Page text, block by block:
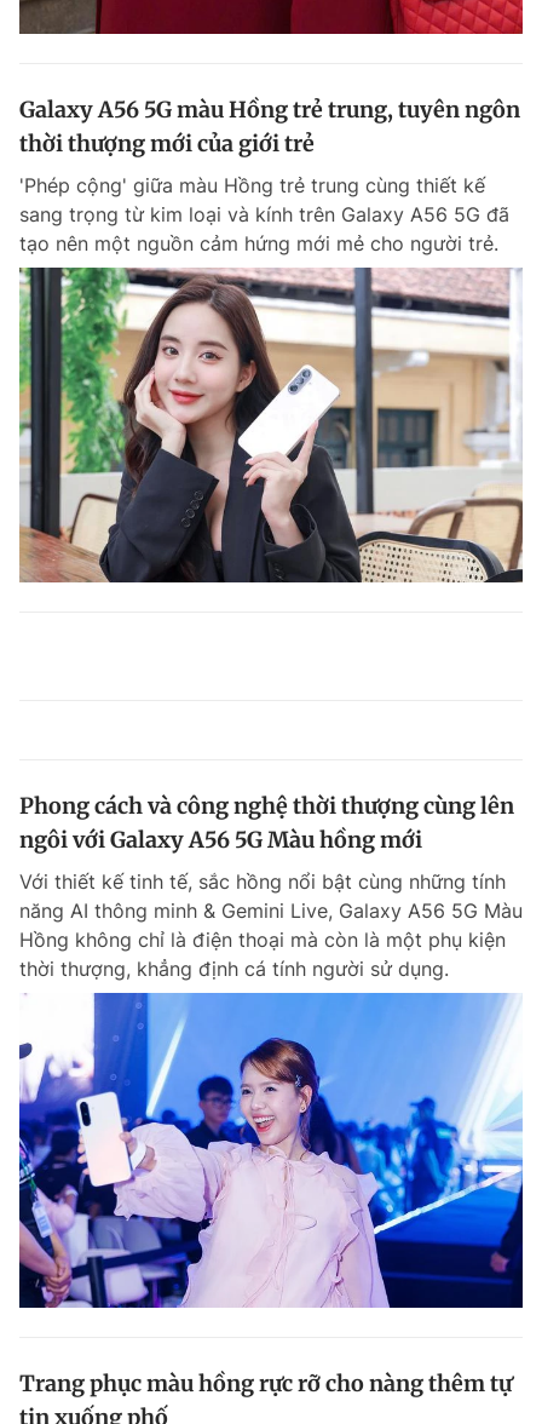
Galaxy A56 5G màu Hồng trẻ trung, tuyên ngôn
thời thượng mới của giới trẻ
'Phép cộng' giữa màu Hồng trẻ trung cùng thiết kế
sang trọng từ kim loại và kính trên Galaxy A56 5G đã
tạo nên một nguồn cảm hứng mới mẻ cho người trẻ.
Phong cách và công nghệ thời thượng cùng lên
ngôi với Galaxy A56 5G Màu hồng mới
Với thiết kế tinh tế, sắc hồng nổi bật cùng những tính
năng AI thông minh & Gemini Live, Galaxy A56 5G Màu
Hồng không chỉ là điện thoại mà còn là một phụ kiện
thời thượng, khẳng định cá tính người sử dụng.
Trang phục màu hồng rực rỡ cho nàng thêm tự
tin xuống phố